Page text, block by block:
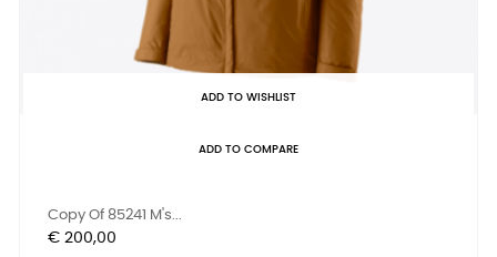
ADD TO WISHLIST
ADD TO COMPARE
Copy Of 85241 M's...
Prijs
€ 200,00